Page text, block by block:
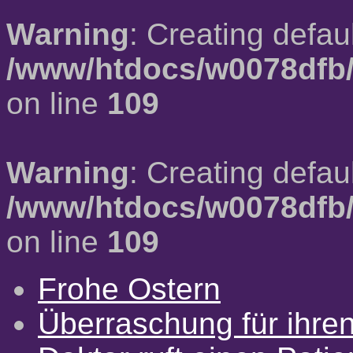
Warning: Creating
/www/htdocs/
on line 109
Warning: Creating
/www/htdocs/
on line 109
Frohe Ostern
Überraschung für